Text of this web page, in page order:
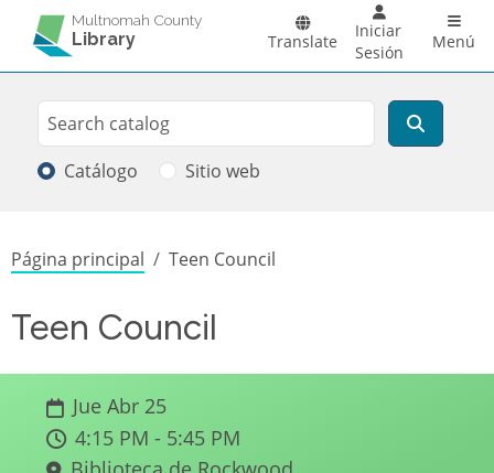
Pasar al contenido principal
Multnomah County
Library Translate
Iniciar
Sesión
Menú
Search
Buscar
Catálogo Sitio web
Sobrescribir enlaces de ayuda a la
Página principal Teen Council
Teen Council
Jue Abr 25
4:15 PM - 5:45 PM